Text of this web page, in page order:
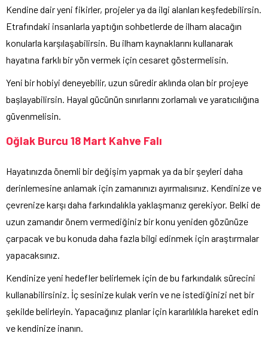
Kendine dair yeni fikirler, projeler ya da ilgi alanları keşfedebilirsin.
Etrafındaki insanlarla yaptığın sohbetlerde de ilham alacağın
konularla karşılaşabilirsin. Bu ilham kaynaklarını kullanarak
hayatına farklı bir yön vermek için cesaret göstermelisin.
Yeni bir hobiyi deneyebilir, uzun süredir aklında olan bir projeye
başlayabilirsin. Hayal gücünün sınırlarını zorlamalı ve yaratıcılığına
güvenmelisin.
Oğlak Burcu 18 Mart Kahve Falı
Hayatınızda önemli bir değişim yapmak ya da bir şeyleri daha
derinlemesine anlamak için zamanınızı ayırmalısınız. Kendinize ve
çevrenize karşı daha farkındalıkla yaklaşmanız gerekiyor. Belki de
uzun zamandır önem vermediğiniz bir konu yeniden gözünüze
çarpacak ve bu konuda daha fazla bilgi edinmek için araştırmalar
yapacaksınız.
Kendinize yeni hedefler belirlemek için de bu farkındalık sürecini
kullanabilirsiniz. İç sesinize kulak verin ve ne istediğinizi net bir
şekilde belirleyin. Yapacağınız planlar için kararlılıkla hareket edin
ve kendinize inanın.